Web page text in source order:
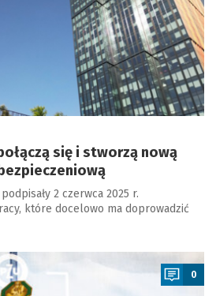
się i stworzą nową
2 czerwca 2025 r.
które docelowo ma doprowadzić
0